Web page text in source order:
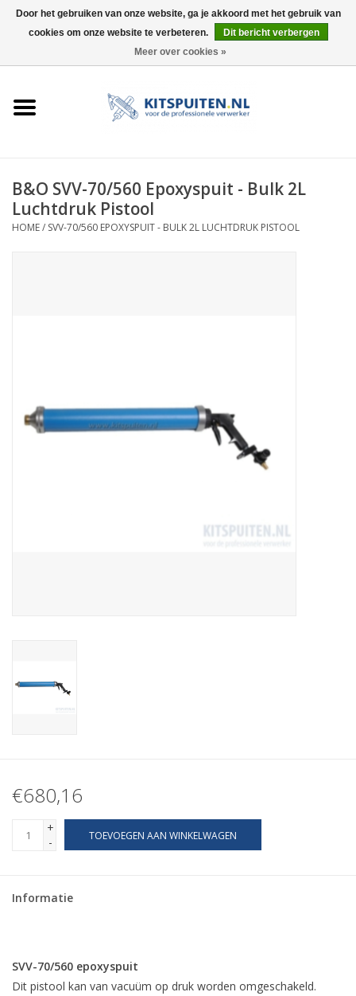
0 Artikelen - €0,00
ELEKTRISCH
B&O SVV-70/560 Epoxyspuit - Bulk 2L
Luchtdruk Pistool
HOME/ SVV-70/560 EPOXYSPUIT - BULK 2L LUCHTDRUK PISTOOL
€680,16
+
-
TOEVOEGEN AAN WINKELWAGEN
Informatie
SVV-70/560 epoxyspuit
Dit pistool kan van vacuüm op druk worden omgeschakeld.
Door het gebruiken van onze website, ga je akkoord met het gebruik van
cookies om onze website te verbeteren.
Dit bericht verbergen
Meer over cookies »